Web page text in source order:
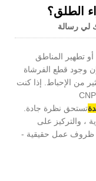
الطلق؟
لي رسالة
تطهير المناطق
وجود قطع الفرشاة
من الإحباط. إذا كنت
تستحق نظرة جادة.
، والتركيز على
ظروف عمل حقيقية -